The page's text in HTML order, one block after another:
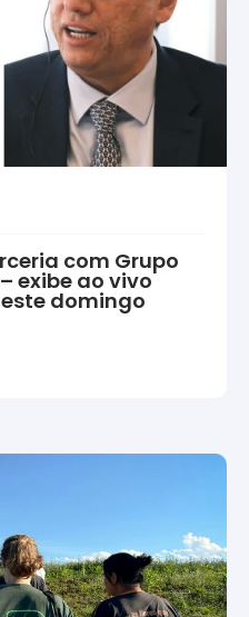
com Grupo
exibe ao vivo
domingo